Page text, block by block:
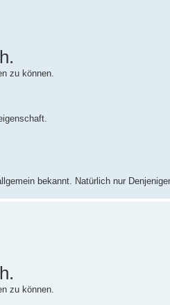
zu können.
bekannt. Natürlich nur
zu können.